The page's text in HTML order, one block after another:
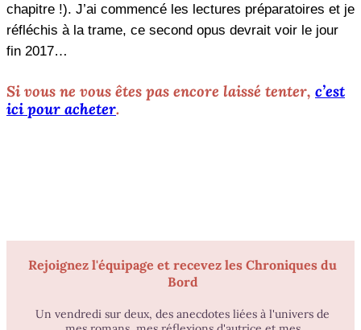
chapitre !). J’ai commencé les lectures préparatoires et je
réfléchis à la trame, ce second opus devrait voir le jour
fin 2017…
Si vous ne vous êtes pas encore laissé tenter, c’est
ici pour acheter.